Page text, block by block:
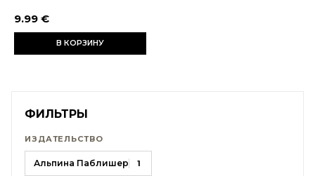
ФИЛЬТРЫ
ИЗДАТЕЛЬСТВО
Альпина Паблишер 1
9.99 €
В КОРЗИНУ